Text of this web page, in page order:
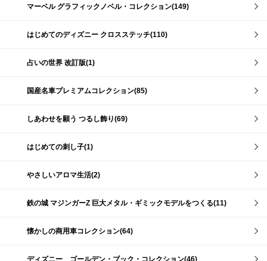
マーベル グラフィックノベル・コレクション(149)
はじめてのディズニー クロスステッチ(110)
占いの世界 改訂版(1)
国産名車プレミアムコレクション(85)
しあわせを願う つるし飾り(69)
はじめての刺し子(1)
やさしいアロマ生活(2)
鉄の城 マジンガーZ 巨大メタル・ギミックモデルをつくる(11)
懐かしの商用車コレクション(64)